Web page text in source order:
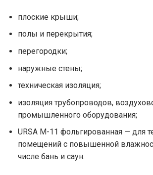
плоские крыши;
полы и перекрытия;
перегородки;
наружные стены;
техническая изоляция;
изоляция трубопроводов,
промышленного оборудования;
URSA M-11 фольгированная — для
помещений с повышенной
числе бань и саун.